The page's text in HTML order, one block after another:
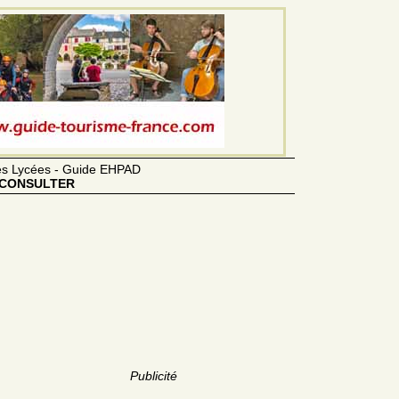
Lycées - Guide EHPAD
Publicité